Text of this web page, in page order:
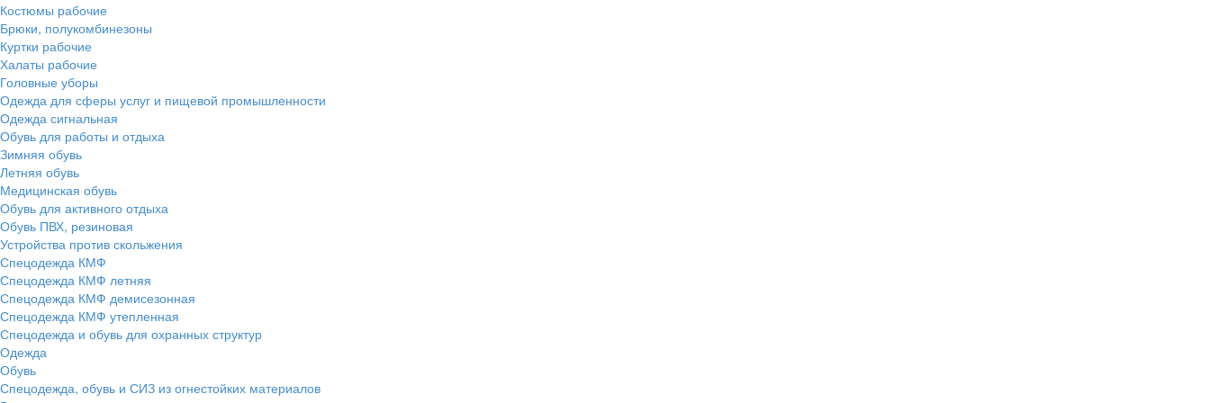
Костюмы рабочие
Брюки, полукомбинезоны
Куртки рабочие
Халаты рабочие
Головные уборы
Одежда для сферы услуг и пищевой промышленности
Одежда сигнальная
Обувь для работы и отдыха
Зимняя обувь
Летняя обувь
Медицинская обувь
Обувь для активного отдыха
Обувь ПВХ, резиновая
Устройства против скольжения
Спецодежда КМФ
Спецодежда КМФ летняя
Спецодежда КМФ демисезонная
Спецодежда КМФ утепленная
Спецодежда и обувь для охранных структур
Одежда
Обувь
Спецодежда, обувь и СИЗ из огнестойких материалов